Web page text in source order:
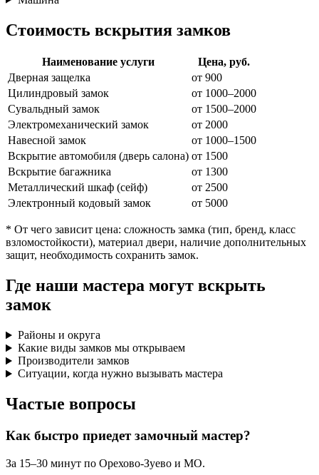
Стоимость вскрытия замков
Наименование услуги
Цена, руб.
Дверная защелка
от 900
Цилиндровый замок
от 1000–2000
Сувальдный замок
от 1500–2000
Электромеханический замок
от 2000
Навесной замок
от 1000–1500
Вскрытие автомобиля (дверь салона) от 1500
Вскрытие багажника
от 1300
Металлический шкаф (сейф)
от 2500
Электронный кодовый замок
от 5000
* От чего зависит цена: сложность замка (тип, бренд, класс
взломостойкости), материал двери, наличие дополнительных
защит, необходимость сохранить замок.
Где наши мастера могут вскрыть
замок
Районы и округа
Какие виды замков мы открываем
Производители замков
Ситуации, когда нужно вызывать мастера
Частые вопросы
Как быстро приедет замочный мастер?
За 15–30 минут по Орехово-Зуево и МО.